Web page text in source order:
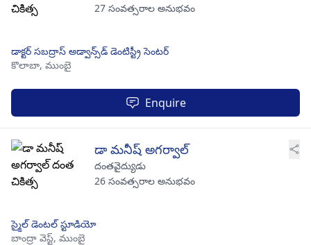
27 సంవత్సరాల అనుభవం
డాక్టర్ సబద్రాస్ అడ్వాన్స్‌డ్ డెంటిస్ట్రీ సెంటర్
కొలాబా, ముంబై
Enquire
డా మనీష్ అగర్వాల్
దంతవైద్యుడు
26 సంవత్సరాల అనుభవం
స్మైల్ డెంటల్ స్టూడియో
బాంద్రా వెస్ట్, ముంబై